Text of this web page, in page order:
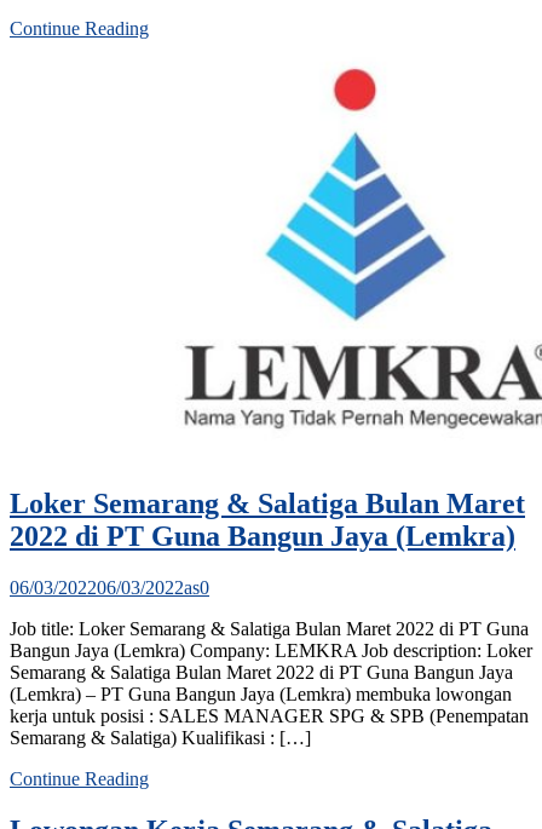
Continue Reading
Loker Semarang & Salatiga Bulan Maret
2022 di PT Guna Bangun Jaya (Lemkra)
06/03/202206/03/2022as0
Job title: Loker Semarang & Salatiga Bulan Maret 2022 di PT Guna
Bangun Jaya (Lemkra) Company: LEMKRA Job description: Loker
Semarang & Salatiga Bulan Maret 2022 di PT Guna Bangun Jaya
(Lemkra) – PT Guna Bangun Jaya (Lemkra) membuka lowongan
kerja untuk posisi : SALES MANAGER SPG & SPB (Penempatan
Semarang & Salatiga) Kualifikasi : […]
Continue Reading